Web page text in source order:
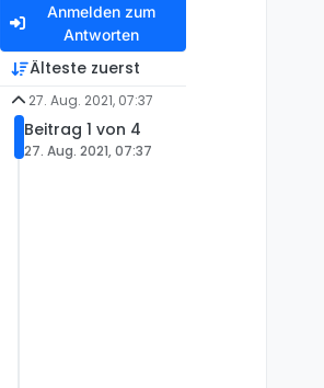
Anmelden zum
Antworten
Älteste zuerst
27. Aug. 2021, 07:37
Beitrag 1 von 4
27. Aug. 2021, 07:37